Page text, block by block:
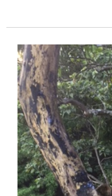
夏
の
木
甘
夏
の
木
と
野
生